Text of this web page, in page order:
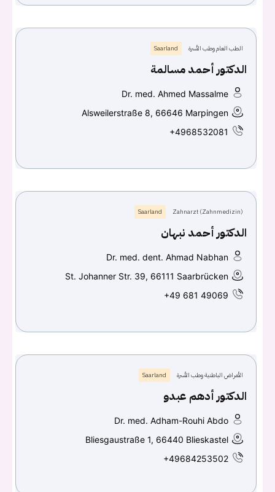
الطب العام وطب الأسرة Saarland
الدكتور أحمد مسالمة
Dr. med. Ahmed Massalme
Alsweilerstraße 8, 66646 Marpingen
+4968532081
Zahnarzt (Zahnmedizin)
Saarland
الدكتور أحمد نبهان
Dr. med. dent. Ahmad Nabhan
St. Johanner Str. 39, 66111 Saarbrücken
+49 681 49069
الأمراض الباطنية وطب الأسرة Saarland
الدكتور أدهم عبدو
Dr. med. Adham-Rouhi Abdo
Bliesgaustraße 1, 66440 Blieskastel
+49684253502